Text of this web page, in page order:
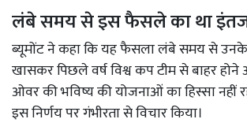
लंबे समय से इस फैसले का था
ब्यूमोंट ने कहा कि यह फैसला लंबे समय से उनके
खासकर पिछले वर्ष विश्व कप टीम से बाहर
ओवर की भविष्य की योजनाओं का हिस्सा नहीं
इस निर्णय पर गंभीरता से विचार किया।